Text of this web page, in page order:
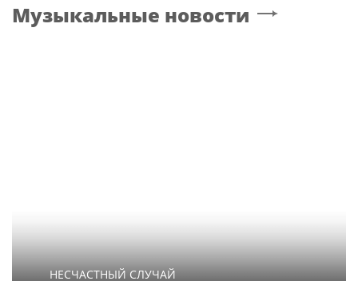
Музыкальные новости
НЕСЧАСТНЫЙ СЛУЧАЙ